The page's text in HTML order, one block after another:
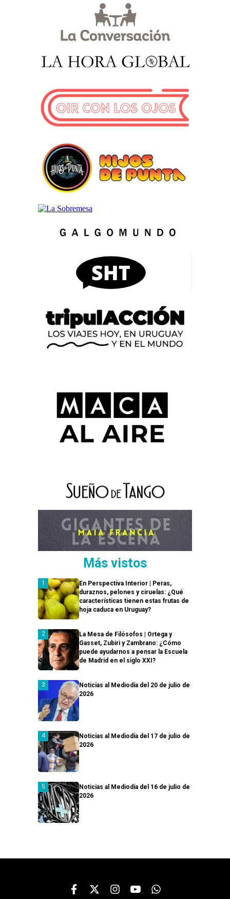
Más vistos
En Perspectiva Interior | Peras,
duraznos, pelones y ciruelas: ¿Qué
características tienen estas frutas de
hoja caduca en Uruguay?
La Mesa de Filósofos | Ortega y
Gasset, Zubiri y Zambrano: ¿Cómo
puede ayudarnos a pensar la Escuela
de Madrid en el siglo XXI?
Noticias al Mediodía del 20 de julio de
2026
Noticias al Mediodía del 17 de julio de
2026
Noticias al Mediodía del 16 de julio de
2026